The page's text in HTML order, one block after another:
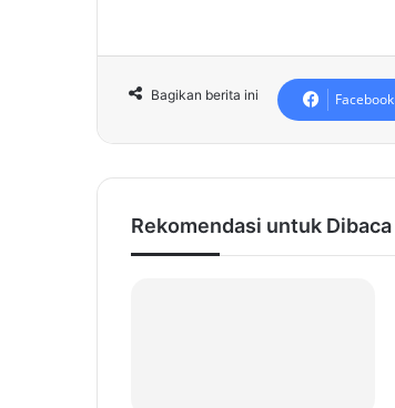
Bagikan berita ini Facebook
Rekomendasi untuk Dibaca